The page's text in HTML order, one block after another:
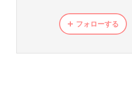
フォローする